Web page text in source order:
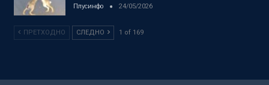
Плусинфо 24/05/2026
ПРЕТХОДНО СЛЕДНО 1 of 169